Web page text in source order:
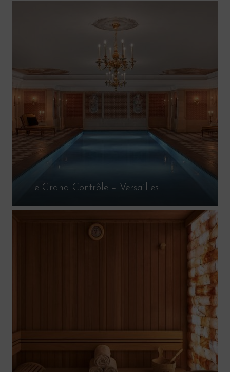
Le Grand Contrôle – Versailles